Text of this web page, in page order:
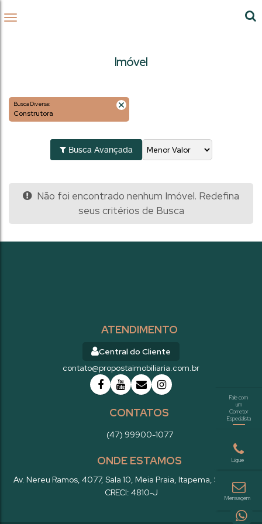
Imóvel
Busca Diversa:
Construtora
Busca Avançada
Não foi encontrado nenhum Imóvel. Redefina
seus critérios de Busca
ATENDIMENTO
Central do Cliente
contato@propostaimobiliaria.com.br
CONTATOS
(47) 99900-1077
ONDE ESTAMOS
Av. Nereu Ramos, 4077, Sala 10, Meia Praia, Itapema, SC
Brasil
CRECI: 4810-J